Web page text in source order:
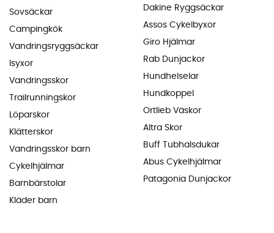
Sovsäckar
Campingkök
Vandringsryggsäckar
Isyxor
Vandringsskor
Trailrunningskor
Löparskor
Klätterskor
Vandringsskor barn
Cykelhjälmar
Barnbärstolar
Kläder barn
Dakine Ryggsäckar
Assos Cykelbyxor
Giro Hjälmar
Rab Dunjackor
Hundhelselar
Hundkoppel
Ortlieb Väskor
Altra Skor
Buff Tubhalsdukar
Abus Cykelhjälmar
Patagonia Dunjackor